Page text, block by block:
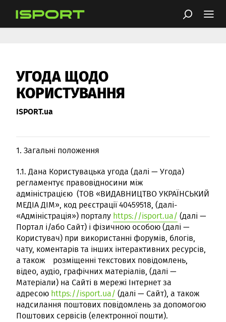
УГОДА ЩОДО
КОРИСТУВАННЯ
ISPORT.ua
1. Загальні положення
1.1. Дана Користувацька угода (далі — Угода)
регламентує правовідносини між
адміністрацією (ТОВ «ВИДАВНИЦТВО УКРАЇНСЬКИЙ
МЕДІА ДІМ», код реєстрації 40459518, (далі-
«Адміністрація») порталу https://isport.ua/ (далі —
Портал і/або Сайт) і фізичною особою (далі —
Користувач) при використанні форумів, блогів,
чату, коментарів та інших інтерактивних ресурсів,
а також розміщенні текстових повідомлень,
відео, аудіо, графічних матеріалів, (далі —
Матеріали) на Сайті в мережі Інтернет за
адресою https://isport.ua/ (далі — Сайт), а також
надсилання поштових повідомлень за допомогою
Поштових сервісів (електронної пошти).